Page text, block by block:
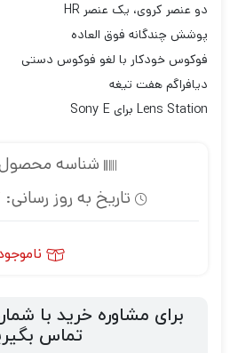
دو عنصر کروی، یک عنصر HR
پوشش چندگانه فوق العاده
فوکوس خودکار با لغو فوکوس دستی
دیافراگم هفت تیغه
Lens Station برای Sony E
شناسه
تاریخ به روز رسانی:
برای مشاوره خرید با
تماس